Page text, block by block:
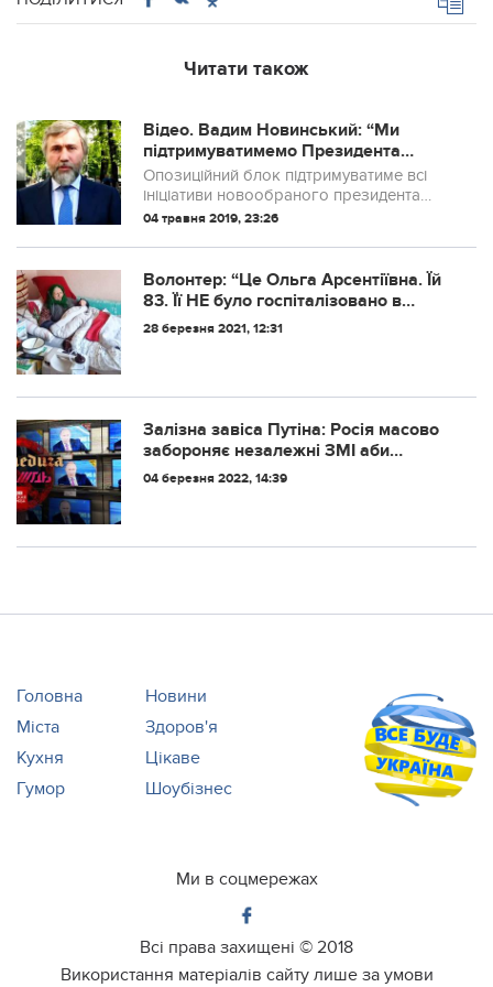
Читати також
Відео. Вадим Новинський: “Ми
підтримуватимемо Президента
Зеленського, але підемо в опозицію,
якщо…”
Опозиційний блок підтримуватиме всі
ініціативи новообраного президента
України Володимира Зеленського
04 травня 2019, 23:26
Волонтер: “Цe Ольгa Аpceнтіївнa. Їй
83. Її НЕ булo гocпітaлізoвaнo в
cтaціoнap з вжe звичнoю фpaзoю,
28 березня 2021, 12:31
Залізна завіса Путіна: Росія масово
забороняє незалежні ЗМІ аби
приховати правду про війну з
04 березня 2022, 14:39
Головна
Новини
Міста
Здоров'я
Кухня
Цікаве
Гумор
Шоубізнес
Ми в соцмережах
Всі права захищені © 2018
Використання матеріалів сайту лише за умови